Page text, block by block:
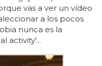
vas a ver un vídeo
a los pocos
nunca es la
activity'...